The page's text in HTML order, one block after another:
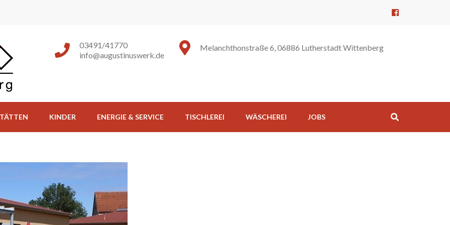
Augustinuswerk e.V. Melanchthonstraße 6, 06886 Lutherstadt Wittenberg
03491/41770
info@augustinuswerk.de
KINDER ENERGIE & SERVICE TISCHLEREI WÄSCHEREI JOBS